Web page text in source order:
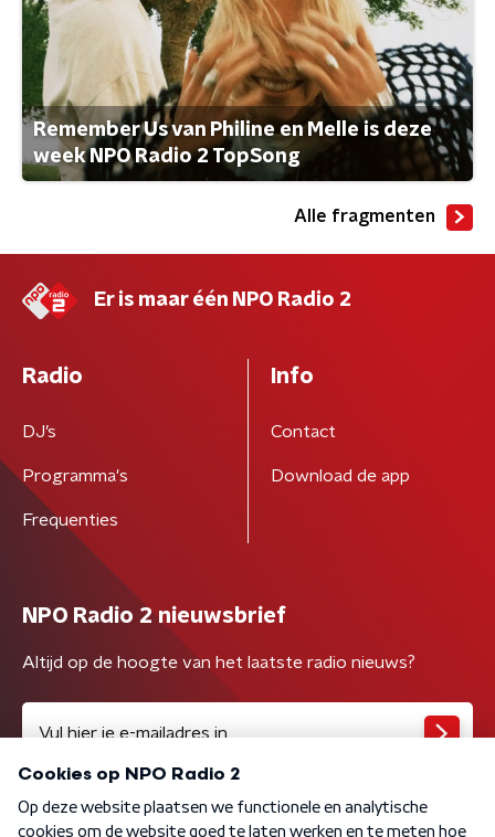
Remember Us van Philine en Melle is deze
week NPO Radio 2 TopSong
Alle fragmenten
Er is maar één NPO Radio 2
Radio
DJ’s
Programma's
Frequenties
Info
Contact
Download de app
NPO Radio 2 nieuwsbrief
Altijd op de hoogte van het laatste radio nieuws?